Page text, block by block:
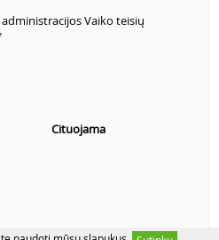
Vaiko teisių
Cituojama